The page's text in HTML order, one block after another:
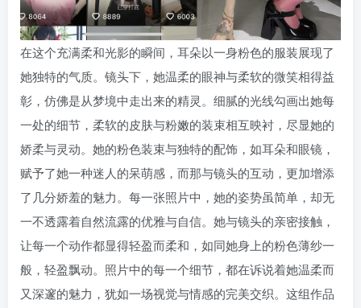
在这个充满柔和光影的瞬间，耳朵以一身粉色的服装展现了
她独特的气质。镜头下，她温柔的眼神与柔软的微笑相得益
彰，仿佛是从梦境中走出来的精灵。细腻的光线勾画出她每
一处的细节，柔软的皮肤与粉嫩的装束相互映衬，尽显她的
娇柔与灵动。她的粉色装束与独特的配饰，如耳朵和眼镜，
赋予了她一种迷人的呆萌感，而那与镜头的互动，更加增添
了几分娇羞的魅力。每一张照片中，她的姿势虽简单，却无
一不透露着自然流露的优雅与自信。她与镜头的亲密接触，
让每一个动作都显得轻盈而柔和，如同她身上的粉色薄纱一
般，轻盈飘动。照片中的每一个细节，都在诉说着她温柔而
又深邃的魅力，犹如一场视觉与情感的完美交织。这组作品